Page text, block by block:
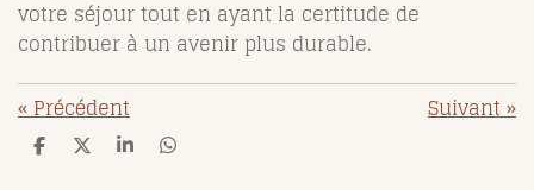
votre séjour tout en ayant la certitude de
contribuer à un avenir plus durable.
«Précédent Suivant»
P P P P